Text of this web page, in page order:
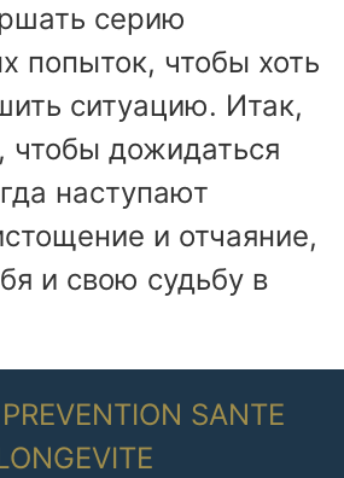
серию
попыток, чтобы хоть
ситуацию. Итак,
чтобы дожидаться
наступают
и отчаяние,
и свою судьбу в
SANTE